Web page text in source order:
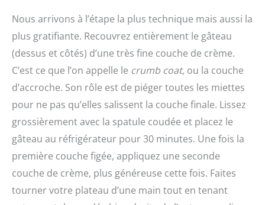
Nous arrivons à l’étape la plus technique mais aussi la
plus gratifiante. Recouvrez entièrement le gâteau
(dessus et côtés) d’une très fine couche de crème.
C’est ce que l’on appelle le crumb coat, ou la couche
d’accroche. Son rôle est de piéger toutes les miettes
pour ne pas qu’elles salissent la couche finale. Lissez
grossièrement avec la spatule coudée et placez le
gâteau au réfrigérateur pour 30 minutes. Une fois la
première couche figée, appliquez une seconde
couche de crème, plus généreuse cette fois. Faites
tourner votre plateau d’une main tout en tenant